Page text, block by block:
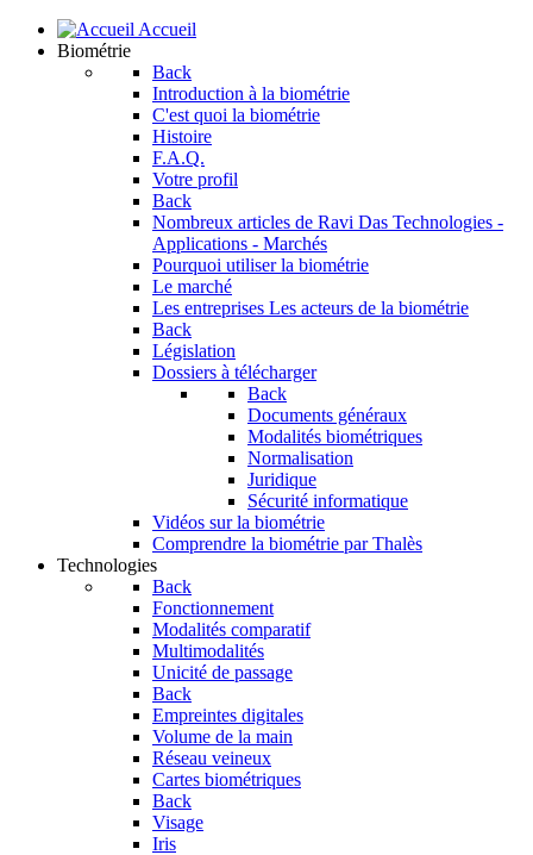
Accueil
Biométrie
Back
Introduction à la biométrie
C'est quoi la biométrie
Histoire
F.A.Q.
Votre profil
Back
Nombreux articles de Ravi Das Technologies -
Applications - Marchés
Pourquoi utiliser la biométrie
Le marché
Les entreprises Les acteurs de la biométrie
Back
Législation
Dossiers à télécharger
Back
Documents généraux
Modalités biométriques
Normalisation
Juridique
Sécurité informatique
Vidéos sur la biométrie
Comprendre la biométrie par Thalès
Technologies
Back
Fonctionnement
Modalités comparatif
Multimodalités
Unicité de passage
Back
Empreintes digitales
Volume de la main
Réseau veineux
Cartes biométriques
Back
Visage
Iris